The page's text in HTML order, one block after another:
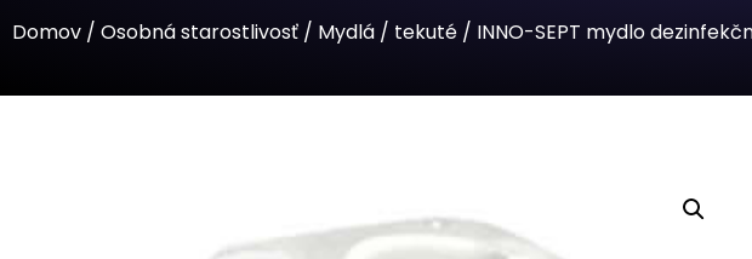
Domov / Osobná starostlivosť / Mydlá / tekuté / INNO-SEPT mydlo